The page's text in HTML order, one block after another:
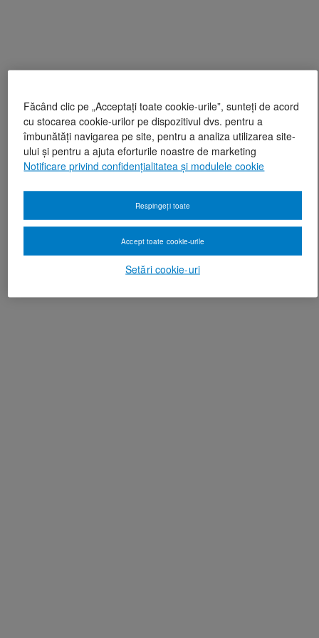
Făcând clic pe „Acceptați toate cookie-urile”, sunteți de acord
cu stocarea cookie-urilor pe dispozitivul dvs. pentru a
îmbunătăți navigarea pe site, pentru a analiza utilizarea site-
ului și pentru a ajuta eforturile noastre de marketing
Notificare privind confidențialitatea și modulele cookie
Setări cookie-uri
Respingeți toate
Accept toate cookie-urile